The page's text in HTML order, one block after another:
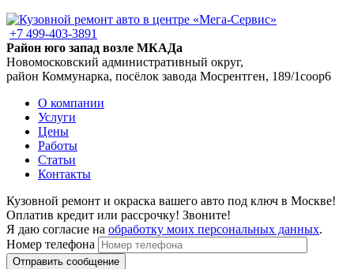
+7 499-403-3891
Район юго запад возле МКАДа
Новомосковский административный округ,
район Коммунарка, посёлок завода Мосрентген, 189/1соор6
О компании
Услуги
Цены
Работы
Статьи
Контакты
Кузовной ремонт и окраска вашего авто под ключ в Москве!
Оплатив кредит или рассрочку! Звоните!
Я даю согласие на обработку моих персональных данных.
Номер телефона